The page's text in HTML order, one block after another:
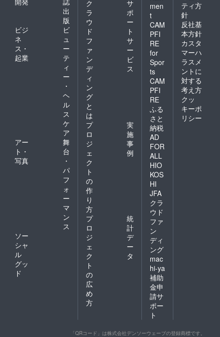
出
版
ビジ
ネ
ス・
起業
ビ
ュ
ー
テ
ィ
ー
・
ヘ
ル
ス
ケ
ア
アー
ト・
写真
舞
台
・
パ
フ
ォ
ー
マ
ン
ス
ソー
シャ
ル
グッ
ド
ク
ラ
ウ
ド
フ
ァ
ン
デ
ィ
ン
グ
と
は
サ
ポ
ー
ト
サ
ー
ビ
ス
プ
ロ
ジ
ェ
ク
ト
の
作
り
方
実
施
事
例
プ
ロ
ジ
ェ
ク
ト
の
広
め
方
統
計
デ
ー
タ
men
t
CAM
PFI
RE
for
Spor
ts
CAM
PFI
RE
ふる
さと
納税
AD
FOR
ALL
HIO
KOS
HI
JFA
クラ
ウド
ファ
ン
ディ
ング
mac
hi-ya
補助
金申
請サ
ポー
ト
ティ方
針
反社基
本方針
カスタ
マーハ
ラスメ
ントに
対する
考え方
クッ
キーポ
リシー
「QRコード」は株式会社デンソーウェーブの登録商標です。